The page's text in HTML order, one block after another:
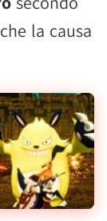
la causa